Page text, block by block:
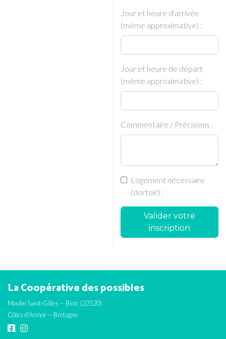
Jour et heure d'arrivée
(même approximative) :
Jour et heure de départ
(même approximative) :
Commentaire / Précisions :
Logement nécessaire
(dortoir) :
Valider votre
inscription
La Coopérative des possibles
Moulin Saint-Gilles — Binic (22520)
Côtes d'Armor — Bretagne